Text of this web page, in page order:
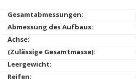
Gesamtabmessungen:
Abmessung des Aufbaus:
Achse:
(Zulässige Gesamtmasse):
Leergewicht:
Reifen: